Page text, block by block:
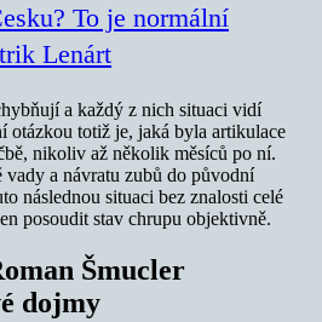
To je normální
Lenárt
a každý z nich situaci vidí
otázkou totiž je, jaká byla artikulace
nikoliv až několik měsíců po ní.
a návratu zubů do původní
následnou situaci bez znalosti celé
posoudit stav chrupu objektivně.
Šmucler
dojmy